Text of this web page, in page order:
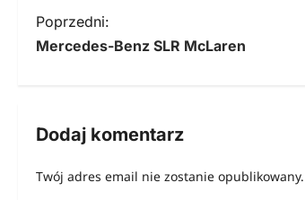
N
a
i
a
Poprzedni:
Mercedes-Benz SLR McLaren
Dodaj komentarz
Twój adres email nie zostanie opublikowany.